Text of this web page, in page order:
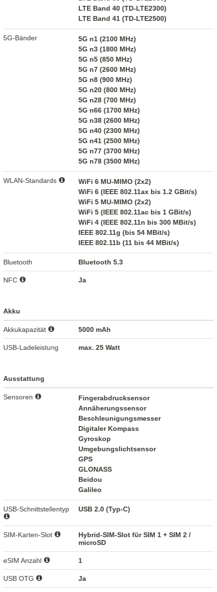
LTE Band 40 (TD-LTE2300)
LTE Band 41 (TD-LTE2500)
5G-Bänder
5G n1 (2100 MHz)
5G n3 (1800 MHz)
5G n5 (850 MHz)
5G n7 (2600 MHz)
5G n8 (900 MHz)
5G n20 (800 MHz)
5G n28 (700 MHz)
5G n66 (1700 MHz)
5G n38 (2600 MHz)
5G n40 (2300 MHz)
5G n41 (2500 MHz)
5G n77 (3700 MHz)
5G n78 (3500 MHz)
WLAN-Standards
WiFi 6 MU-MIMO (2x2)
WiFi 6 (IEEE 802.11ax bis 1.2 GBit/s)
WiFi 5 MU-MIMO (2x2)
WiFi 5 (IEEE 802.11ac bis 1 GBit/s)
WiFi 4 (IEEE 802.11n bis 300 MBit/s)
IEEE 802.11g (bis 54 MBit/s)
IEEE 802.11b (11 bis 44 MBit/s)
Bluetooth Bluetooth 5.3
NFC Ja
Akku
Akkukapazität 5000 mAh
USB-Ladeleistung max. 25 Watt
Ausstattung
Sensoren
Fingerabdrucksensor
Annäherungssensor
Beschleunigungsmesser
Digitaler Kompass
Gyroskop
Umgebungslichtsensor
GPS
GLONASS
Beidou
Galileo
USB-Schnittstellentyp USB 2.0 (Typ-C)
SIM-Karten-Slot
Hybrid-SIM-Slot für SIM 1 + SIM 2 /
microSD
eSIM Anzahl 1
USB OTG Ja